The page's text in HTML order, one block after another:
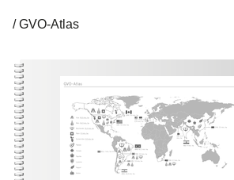
GVO-Atlas